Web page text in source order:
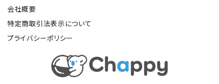
会社概要
特定商取引法表示について
プライバシーポリシー